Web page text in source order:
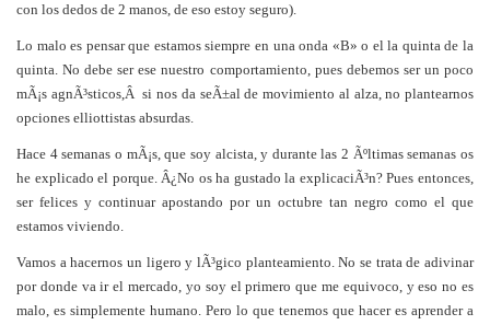
con los dedos de 2 manos, de eso estoy seguro).
Lo malo es pensar que estamos siempre en una onda «B» o el la quinta de la
quinta. No debe ser ese nuestro comportamiento, pues debemos ser un poco
mÃ¡s agnÃ³sticos,Â si nos da seÃ±al de movimiento al alza, no plantearnos
opciones elliottistas absurdas.
Hace 4 semanas o mÃ¡s, que soy alcista, y durante las 2 Ãºltimas semanas os
he explicado el porque. Â¿No os ha gustado la explicaciÃ³n? Pues entonces,
ser felices y continuar apostando por un octubre tan negro como el que
estamos viviendo.
Vamos a hacernos un ligero y lÃ³gico planteamiento. No se trata de adivinar
por donde va ir el mercado, yo soy el primero que me equivoco, y eso no es
malo, es simplemente humano. Pero lo que tenemos que hacer es aprender a